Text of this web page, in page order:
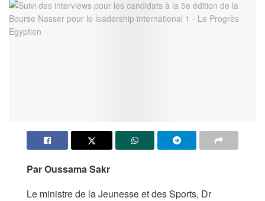
Par Oussama Sakr
Le ministre de la Jeunesse et des Sports, Dr